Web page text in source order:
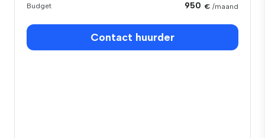
Budget 950 € /maand
Contact huurder